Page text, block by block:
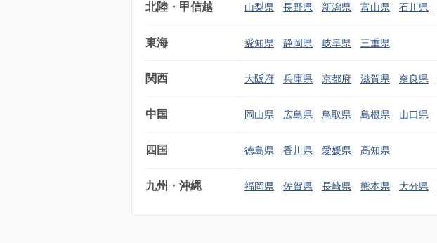
北陸・甲信越 山梨県 長野県 新潟県 富山県 石川県
東海 愛知県 静岡県 岐阜県 三重県
関西 大阪府 兵庫県 京都府 滋賀県 奈良県
中国 岡山県 広島県 鳥取県 島根県 山口県
四国 徳島県 香川県 愛媛県 高知県
九州・沖縄 福岡県 佐賀県 長崎県 熊本県 大分県